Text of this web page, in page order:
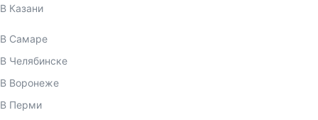
В Казани
В Самаре
В Челябинске
В Воронеже
В Перми